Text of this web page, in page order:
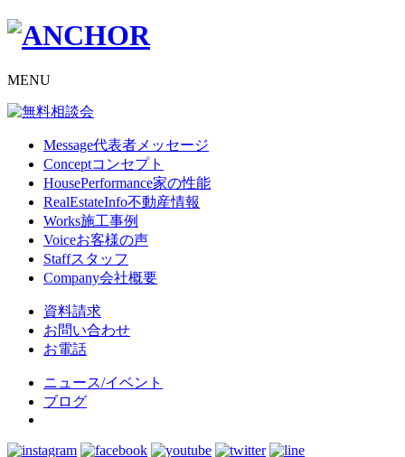
MENU
Message代表者メッセージ
Conceptコンセプト
HousePerformance家の性能
RealEstateInfo不動産情報
Works施工事例
Voiceお客様の声
Staffスタッフ
Company会社概要
資料請求
お問い合わせ
お電話
ニュース/イベント
ブログ